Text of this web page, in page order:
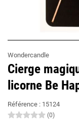
Wondercandle
Cierge
licorne Be
Référence : 15124
(0)